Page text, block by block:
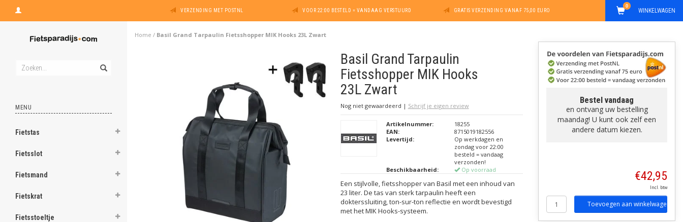
VERZENDING MET POSTNL VOOR 22:00 BESTELD = VANDAAG VERSTUURD GRATIS VERZENDING VANAF 75,00 EURO WINKELWAGEN
0
MENU
Fietstas
Fietsslot
Fietsmand
Fietskrat
Fietsstoeltje
Home / Basil Grand Tarpaulin Fietsshopper MIK Hooks 23L Zwart
Basil Grand Tarpaulin
Fietsshopper MIK Hooks
23L Zwart
Nog niet gewaardeerd | Schrijf je eigen review
Artikelnummer:
18255
EAN:
8715019182556
Levertijd:
Op werkdagen en
zondag voor 22:00
besteld = vandaag
verzonden!
Beschikbaarheid:
Op voorraad
Een stijlvolle, fietsshopper van Basil met een inhoud van
23 liter. De tas van sterk tarpaulin heeft een
dokterssluiting, ton-sur-ton reflectie en wordt bevestigd
met het MIK Hooks-systeem.
Bestel vandaag
en ontvang uw bestelling
maandag! U kunt ook zelf een
andere datum kiezen.
€42,95
Incl. btw
Toevoegen aan winkelwagen